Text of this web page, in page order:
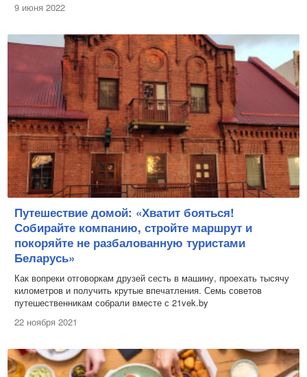
9 июня 2022
Путешествие домой: «Хватит бояться!
Собирайте компанию, стройте маршрут и
покоряйте не разбалованную туристами
Беларусь»
Как вопреки отговоркам друзей сесть в машину, проехать тысячу
километров и получить крутые впечатления. Семь советов
путешественникам собрали вместе с 21vek.by
22 ноября 2021